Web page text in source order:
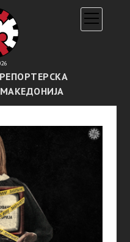
open
menu